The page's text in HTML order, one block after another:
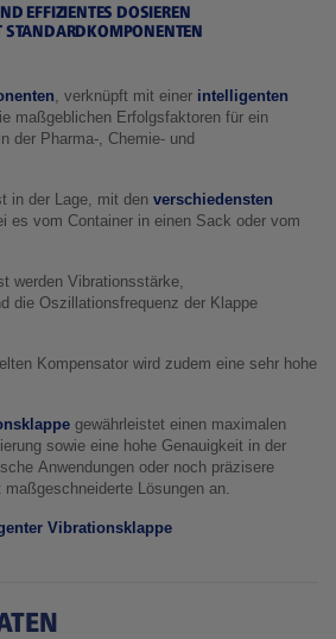
EFFIZIENTES DOSIEREN
STANDARDKOMPONENTEN
, verknüpft mit einer intelligenten
maßgeblichen Erfolgsfaktoren für ein
der Pharma-, Chemie- und
in der Lage, mit den verschiedensten
es vom Container in einen Sack oder vom
werden Vibrationsstärke,
die Oszillationsfrequenz der Klappe
Kompensator wird zudem eine sehr hohe
gewährleistet einen maximalen
sowie eine hohe Genauigkeit in der
Anwendungen oder noch präzisere
Lösungen an.
Vibrationsklappe